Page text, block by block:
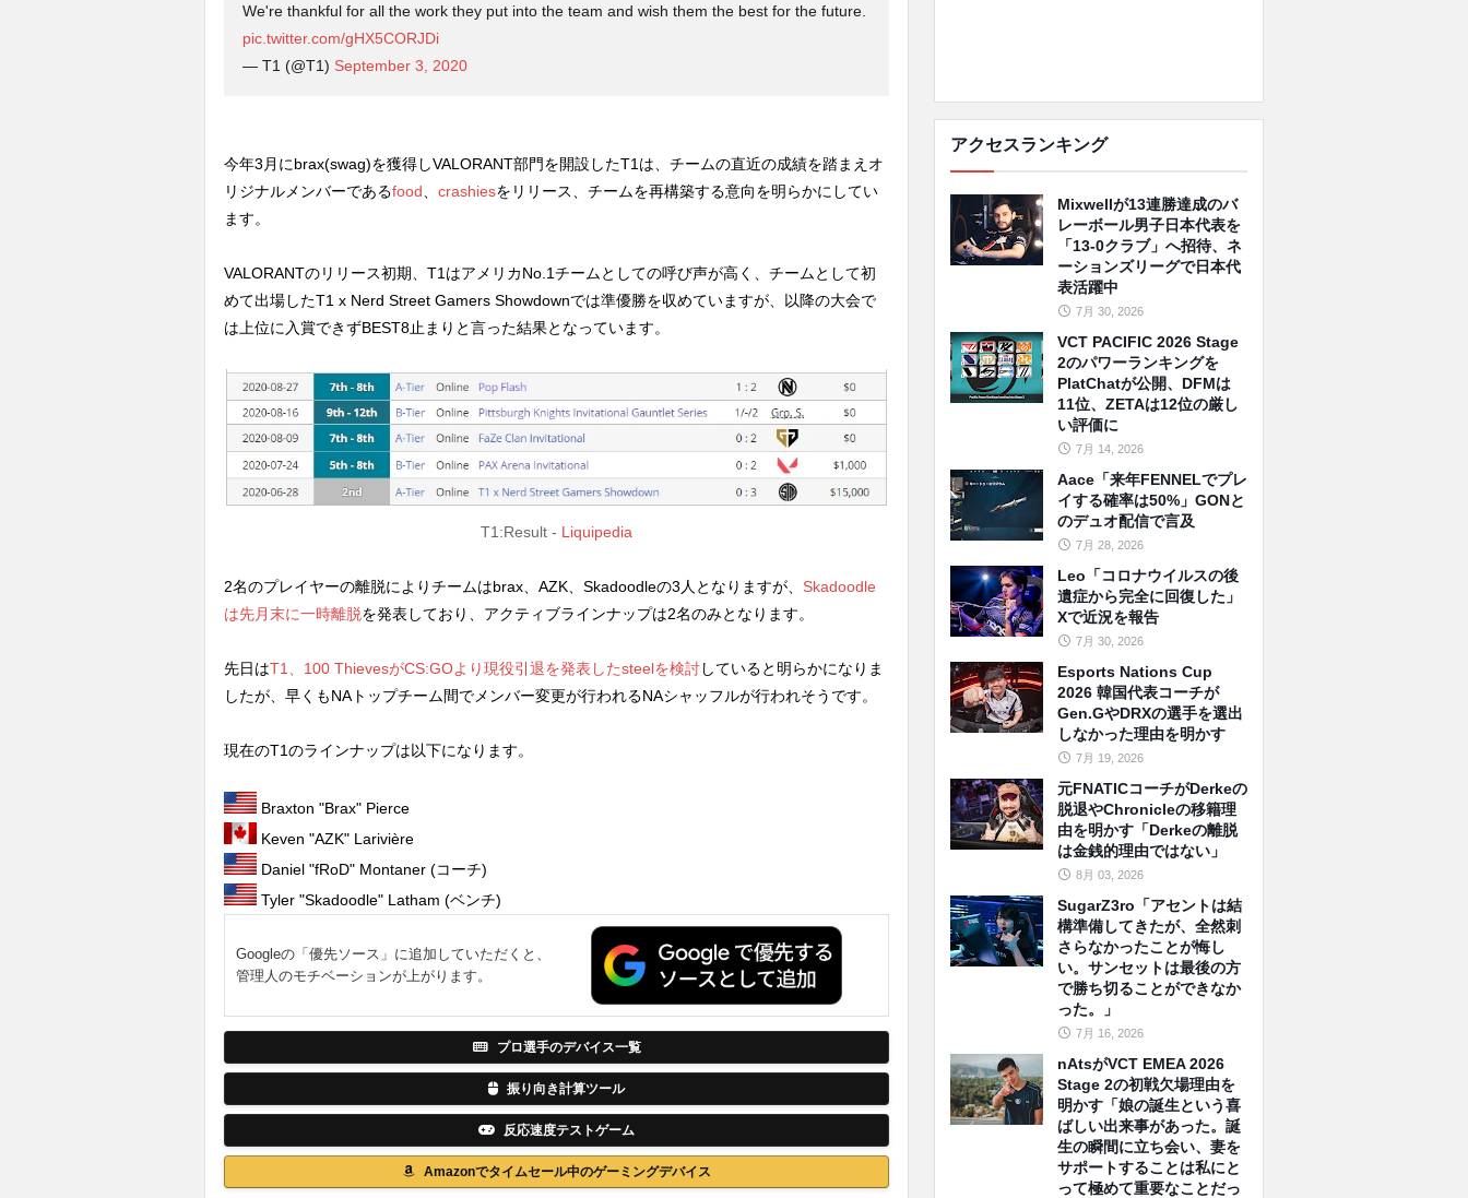
We're thankful for all the work they put into the team and wish them the best for the future.
pic.twitter.com/gHX5CORJDi
— T1 (@T1) September 3, 2020
今年3月にbrax(swag)を獲得しVALORANT部門を開設したT1は、チームの直近の成績を踏まえオ
リジナルメンバーであるfood crashiesをリリース、チームを再構築する意向を明らかにしてい
ます。
VALORANTのリリース初期、T1はアメリカNo.1チームとしての呼び声が高く、チームとして初
めて出場したT1 x Nerd Street Gamers Showdownでは準優勝を収めていますが、以降の大会で
は上位に入賞できずBEST8止まりと言った結果となっています。
T1:Result - Liquipedia
2名のプレイヤーの離脱によりチームはbrax、AZK、Skadoodleの3人となりますが、 Skadoodle
は先月末に一時離脱を発表しており、アクティブラインナップは2名のみとなります。
先日はT1、100 ThievesがCS:GOより現役引退を発表したsteelを検討していると明らかになりま
したが、早くもNAトップチーム間でメンバー変更が行われるNAシャッフルが行われそうです。
現在のT1のラインナップは以下になります。
Braxton "Brax" Pierce
Keven "AZK" Larivière
Daniel "fRoD" Montaner (コーチ)
Tyler "Skadoodle" Latham (ベンチ)
Googleの「優先ソース」に追加していただくと、
管理人のモチベーションが上がります。
プロ選手のデバイス一覧
振り向き計算ツール
反応速度テストゲーム
Amazonでタイムセール中のゲーミングデバイス
アクセスランキング
Mixwellが13連勝達成のバ
レーボール男子日本代表を
「13-0クラブ」へ招待、ネ
ーションズリーグで日本代
表活躍中
7月 30, 2026
VCT PACIFIC 2026 Stage
2のパワーランキングを
PlatChatが公開、DFMは
11位、ZETAは12位の厳し
い評価に
7月 14, 2026
Aace「来年FENNELでプレ
イする確率は50%」GONと
のデュオ配信で言及
7月 28, 2026
Leo「コロナウイルスの後
遺症から完全に回復した」
Xで近況を報告
7月 30, 2026
Esports Nations Cup
2026 韓国代表コーチが
Gen.GやDRXの選手を選出
しなかった理由を明かす
7月 19, 2026
元FNATICコーチがDerkeの
脱退やChronicleの移籍理
由を明かす「Derkeの離脱
は金銭的理由ではない」
8月 03, 2026
SugarZ3ro「アセントは結
構準備してきたが、全然刺
さらなかったことが悔し
い。サンセットは最後の方
で勝ち切ることができなか
った。」
7月 16, 2026
nAtsがVCT EMEA 2026
Stage 2の初戦欠場理由を
明かす「娘の誕生という喜
ばしい出来事があった。誕
生の瞬間に立ち会い、妻を
サポートすることは私にと
って極めて重要なことだっ